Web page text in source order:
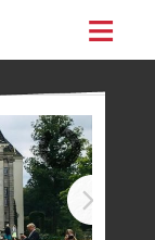
assortiment
bestellen